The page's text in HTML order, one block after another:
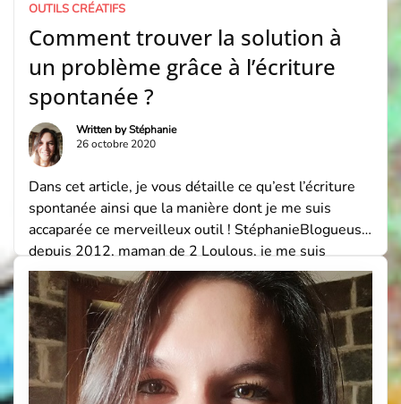
vous ? Comment tout cela est possible […]
OUTILS CRÉATIFS
Comment trouver la solution à
un problème grâce à l’écriture
spontanée ?
Written byStéphanie
26 octobre 2020
Dans cet article, je vous détaille ce qu’est l’écriture
spontanée ainsi que la manière dont je me suis
accaparée ce merveilleux outil ! StéphanieBlogueuse
depuis 2012, maman de 2 Loulous, je me suis
formée à diverses techniques de Coaching (Life
Coaching, Success Coaching, Spiritual Coaching) et de
Créativité (Journal Créatif®, Carnet de Deuil et Tarot
[…]